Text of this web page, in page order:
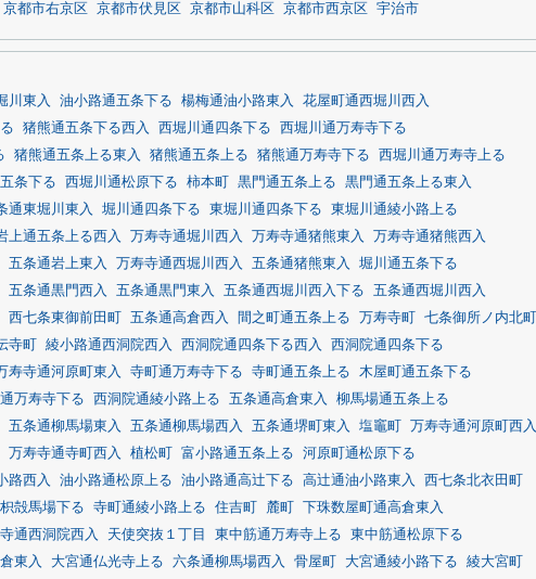
京都市右京区 京都市伏見区 京都市山科区 京都市西京区 宇治市
川東入 油小路通五条下る 楊梅通油小路東入
花屋町通西堀川西入
猪熊通五条下る西入 西堀川通四条下る
西堀川通万寿寺下る
猪熊通五条上る東入 猪熊通五条上る 猪熊通万寿寺下る
西堀川通万寿寺上る
条下る 西堀川通松原下る 柿本町 黒門通五条上る
黒門通五条上る東入
通東堀川東入 堀川通四条下る 東堀川通四条下る
東堀川通綾小路上る
上通五条上る西入 万寿寺通堀川西入 万寿寺通猪熊東入
万寿寺通猪熊西入
五条通岩上東入 万寿寺通西堀川西入 五条通猪熊東入
堀川通五条下る
五条通黒門西入 五条通黒門東入 五条通西堀川西入下る
五条通西堀川西入
西七条東御前田町 五条通高倉西入 間之町通五条上る 万寿寺町
七条御所ノ内北町
寺町 綾小路通西洞院西入 西洞院通四条下る西入
西洞院通四条下る
寿寺通河原町東入 寺町通万寿寺下る 寺町通五条上る
木屋町通五条下る
万寿寺下る 西洞院通綾小路上る 五条通高倉東入
柳馬場通五条上る
五条通柳馬場東入 五条通柳馬場西入 五条通堺町東入 塩竈町
万寿寺通河原町西入
万寿寺通寺町西入 植松町 富小路通五条上る
河原町通松原下る
路西入 油小路通松原上る 油小路通高辻下る 高辻通油小路東入
西七条北衣田町
殻馬場下る 寺町通綾小路上る 住吉町 麓町
下珠数屋町通高倉東入
通西洞院西入 天使突抜１丁目 東中筋通万寿寺上る
東中筋通松原下る
東入 大宮通仏光寺上る 六条通柳馬場西入 骨屋町 大宮通綾小路下る 綾大宮町